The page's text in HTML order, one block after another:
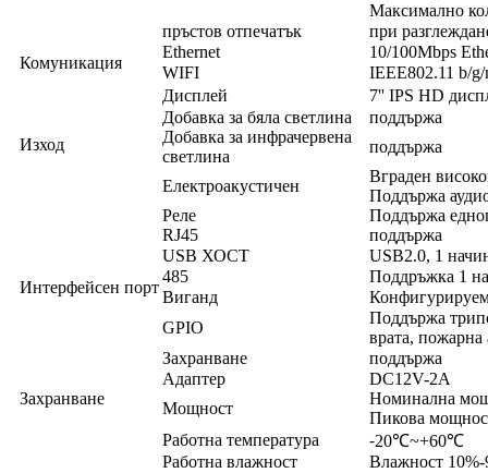
Максимално
пръстов отпечатък
при
Комуникация
Ethernet
10/100Mbps
WIFI
IEEE802.11 b/
Изход
Дисплей
7'' IPS HD
Добавка за бяла светлина
поддържа
Добавка за инфрачервена
светлина
поддържа
Електроакустичен
Вграден
Поддържа
Интерфейсен порт
Реле
Поддържа
RJ45
поддържа
USB ХОСТ
USB2.0, 1
485
Поддръжка 1
Виганд
GPIO
Поддържа
врата, пожарна
Захранване
поддържа
Захранване
Адаптер
DC12V-2A
Мощност
Номинална
Пикова
Работна температура
⁃20℃~+60℃
Работна влажност
Влажност 10%-